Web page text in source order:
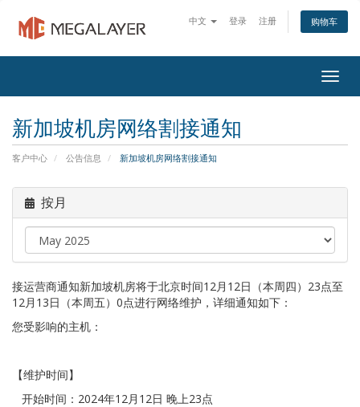
中文 登录 注册 购物车
新加坡机房网络割接通知
客户中心 公告信息 新加坡机房网络割接通知
按月
接运营商通知新加坡机房将于北京时间12月12日（本周四）23点至
12月13日（本周五）0点进行网络维护，详细通知如下：
您受影响的主机：
【维护时间】
开始时间：2024年12月12日 晚上23点